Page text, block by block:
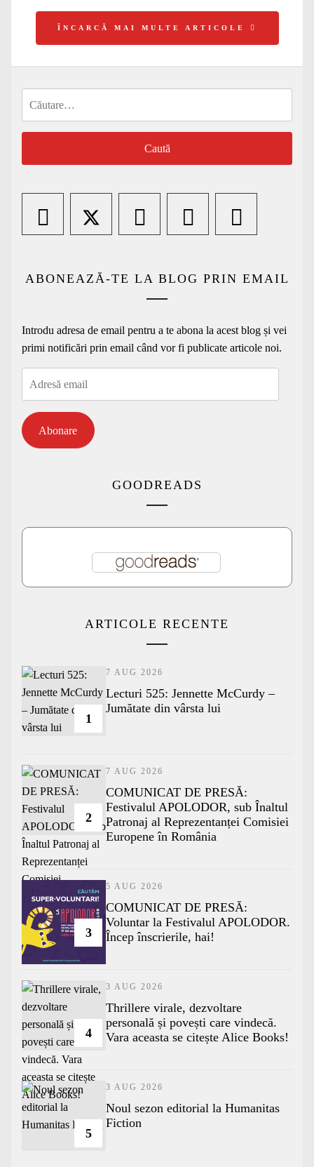
ÎNCARCĂ MAI MULTE ARTICOLE
ABONEAZĂ-TE LA BLOG PRIN EMAIL
Introdu adresa de email pentru a te abona la acest blog și vei
primi notificări prin email când vor fi publicate articole noi.
Abonare
GOODREADS
ARTICOLE RECENTE
1
7 AUG 2026
Lecturi 525: Jennette McCurdy –
Jumătate din vârsta lui
2
7 AUG 2026
COMUNICAT DE PRESĂ:
Festivalul APOLODOR, sub Înaltul
Patronaj al Reprezentanței Comisiei
Europene în România
3
5 AUG 2026
COMUNICAT DE PRESĂ:
Voluntar la Festivalul APOLODOR.
Încep înscrierile, hai!
4
3 AUG 2026
Thrillere virale, dezvoltare
personală și povești care vindecă.
Vara aceasta se citește Alice Books!
5
3 AUG 2026
​Noul sezon editorial la Humanitas
Fiction